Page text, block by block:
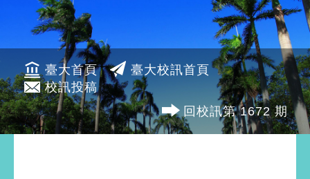
臺大首頁
臺大校訊首頁
校訊投稿
回校訊第 1672 期